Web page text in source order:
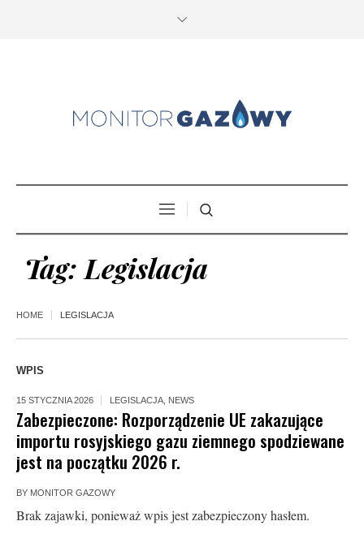
Tag: Legislacja
HOME LEGISLACJA
WPIS
15 STYCZNIA 2026 LEGISLACJA NEWS
Zabezpieczone: Rozporządzenie UE zakazujące
importu rosyjskiego gazu ziemnego spodziewane
jest na początku 2026 r.
BY MONITOR GAZOWY
Brak zajawki, ponieważ wpis jest zabezpieczony hasłem.